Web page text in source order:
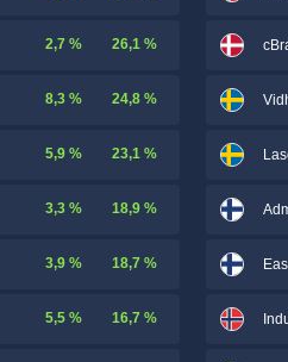
2,7 % 26,1 %
8,3 % 24,8 %
5,9 % 23,1 %
3,3 % 18,9 %
3,9 % 18,7 %
5,5 % 16,7 %